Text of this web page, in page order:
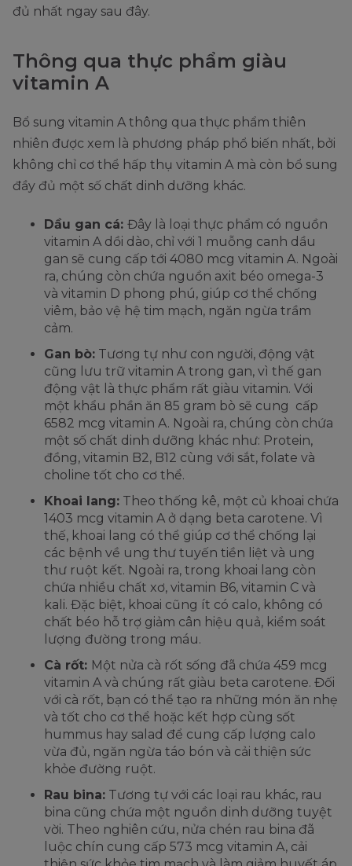
đủ nhất ngay sau đây.
Thông qua thực phẩm giàu
vitamin A
Bổ sung vitamin A thông qua thực phẩm thiên
nhiên được xem là phương pháp phổ biến nhất, bởi
không chỉ cơ thể hấp thụ vitamin A mà còn bổ sung
đầy đủ một số chất dinh dưỡng khác.
Dầu gan cá: Đây là loại thực phẩm có nguồn
vitamin A dồi dào, chỉ với 1 muỗng canh dầu
gan sẽ cung cấp tới 4080 mcg vitamin A. Ngoài
ra, chúng còn chứa nguồn axit béo omega-3
và vitamin D phong phú, giúp cơ thể chống
viêm, bảo vệ hệ tim mạch, ngăn ngừa trầm
cảm.
Gan bò: Tương tự như con người, động vật
cũng lưu trữ vitamin A trong gan, vì thế gan
động vật là thực phẩm rất giàu vitamin. Với
một khẩu phần ăn 85 gram bò sẽ cung cấp
6582 mcg vitamin A. Ngoài ra, chúng còn chứa
một số chất dinh dưỡng khác như: Protein,
đồng, vitamin B2, B12 cùng với sắt, folate và
choline tốt cho cơ thể.
Khoai lang: Theo thống kê, một củ khoai chứa
1403 mcg vitamin A ở dạng beta carotene. Vì
thế, khoai lang có thể giúp cơ thể chống lại
các bệnh về ung thư tuyến tiền liệt và ung
thư ruột kết. Ngoài ra, trong khoai lang còn
chứa nhiều chất xơ, vitamin B6, vitamin C và
kali. Đặc biệt, khoai cũng ít có calo, không có
chất béo hỗ trợ giảm cân hiệu quả, kiểm soát
lượng đường trong máu.
Cà rốt: Một nửa cà rốt sống đã chứa 459 mcg
vitamin A và chúng rất giàu beta carotene. Đối
với cà rốt, bạn có thể tạo ra những món ăn nhẹ
và tốt cho cơ thể hoặc kết hợp cùng sốt
hummus hay salad để cung cấp lượng calo
vừa đủ, ngăn ngừa táo bón và cải thiện sức
khỏe đường ruột.
Rau bina: Tương tự với các loại rau khác, rau
bina cũng chứa một nguồn dinh dưỡng tuyệt
vời. Theo nghiên cứu, nửa chén rau bina đã
luộc chín cung cấp 573 mcg vitamin A, cải